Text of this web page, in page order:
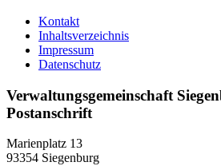
Kontakt
Inhaltsverzeichnis
Impressum
Datenschutz
Verwaltungsgemeinschaft
Postanschrift
Marienplatz 13
93354 Siegenburg